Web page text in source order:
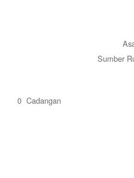
Sumber
0 Cadangan